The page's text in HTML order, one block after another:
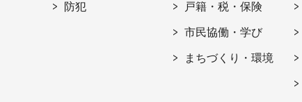
防犯 戸籍・税・保険
市民協働・学び
まちづくり・環境